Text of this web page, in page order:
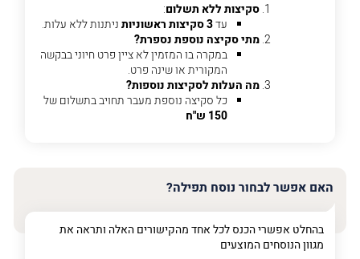
סקיצות ללא תשלום:
עד3 סקיצות ראשוניות
ניתנות ללא עלות.
מתי סקיצה נוספת נספרת?
במקרה בו המזמין לא ציין פרט חיוני בבקשה
המקורית או שינה פרט.
מה העלות לסקיצות נוספות?
כל סקיצה נוספת מעבר תחויב בתשלום של
150 ש"ח
האם אפשר לבחור נוסח תפילה?
בהחלט אפשרי הכנס לכל אחד מהקישורים האלה ותראה את
מגוון הנוסחים המוצעים